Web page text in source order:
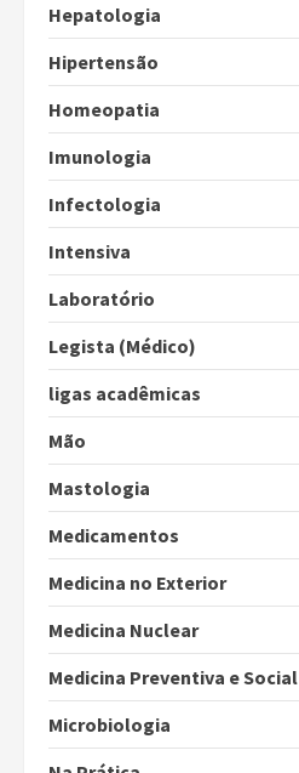
Hepatologia
Hipertensão
Homeopatia
Imunologia
Infectologia
Intensiva
Laboratório
Legista (Médico)
ligas acadêmicas
Mão
Mastologia
Medicamentos
Medicina no Exterior
Medicina Nuclear
Medicina Preventiva e Social
Microbiologia